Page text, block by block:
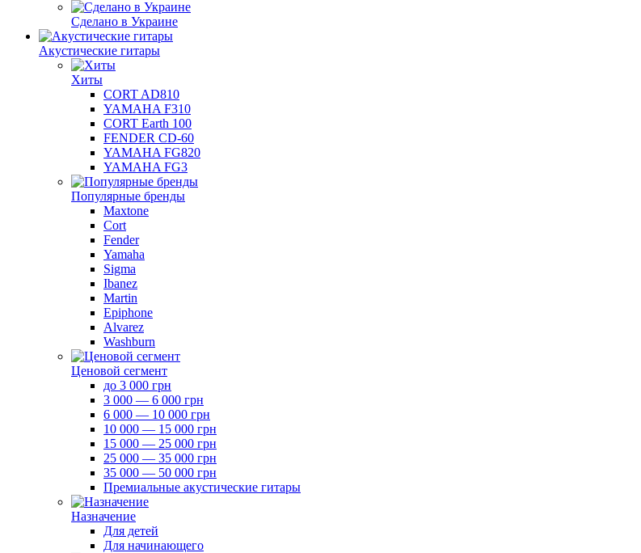
Сделано в Украине
Акустические гитары
Хиты
CORT AD810
YAMAHA F310
CORT Earth 100
FENDER CD-60
YAMAHA FG820
YAMAHA FG3
Популярные бренды
Maxtone
Cort
Fender
Yamaha
Sigma
Ibanez
Martin
Epiphone
Alvarez
Washburn
Ценовой сегмент
до 3 000 грн
3 000 — 6 000 грн
6 000 — 10 000 грн
10 000 — 15 000 грн
15 000 — 25 000 грн
25 000 — 35 000 грн
35 000 — 50 000 грн
Премиальные акустические гитары
Назначение
Для детей
Для начинающего